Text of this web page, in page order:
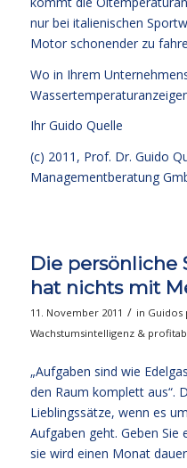
nur bei italienischen
Motor schonender zu
Wo in Ihrem
Ihr Guido Quelle
(c) 2011, Prof. Dr. Guido
Managementberatung
Die persönliche
hat nichts mit
11. November 2011 / in Guidos
Wachstumsintelligenz &
„Aufgaben sind wie
den Raum komplett aus“.
Lieblingssätze, wenn es
Aufgaben geht. Geben
sie wird einen Monat